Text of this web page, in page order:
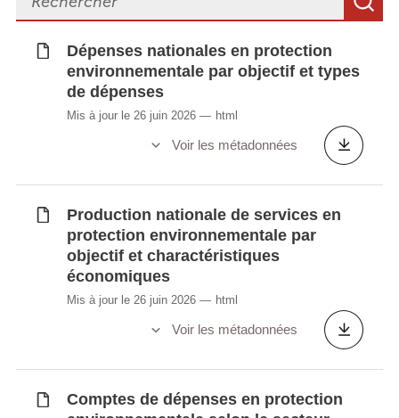
charactéristiques économiques 2008-2011
protection environnementale par objectif et
charactéristiques économiques
Tableau de bord de l'économie verte et des
empreintes environnementales
Taxes environnementales (en millions
Synchronisé automatiquement depuis la
données LUSTAT
Dépenses nationales en protection
environnementale par objectif et types
de dépenses
Mis à jour le 26 juin 2026 html
Voir les métadonnées
Production nationale de services en
protection environnementale par
objectif et charactéristiques
économiques
Mis à jour le 26 juin 2026 html
Voir les métadonnées
Comptes de dépenses en protection